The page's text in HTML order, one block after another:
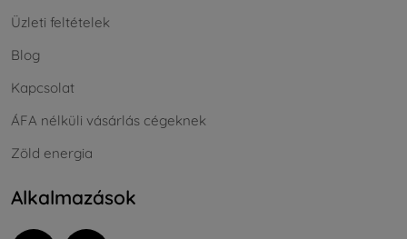
Üzleti feltételek
Blog
Kapcsolat
ÁFA nélküli vásárlás cégeknek
Zöld energia
Alkalmazások